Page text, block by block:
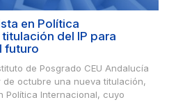
en Política
del IP para
futuro
de Posgrado CEU Andalucía
octubre una nueva titulación,
Política Internacional, cuyo